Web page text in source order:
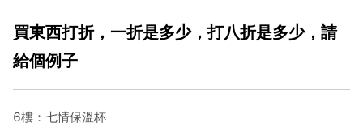
買東西打折，一折是多少，打八折是多少，請
給個例子
6樓：七情保溫杯